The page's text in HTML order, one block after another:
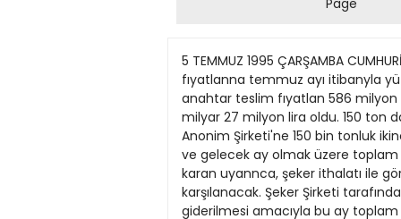
Cumhuriyet Ankara
Cumhuriyet Büyük
Taaruz
Cumhuriyet
Cumartesi
Cumhuriyet Çevre
2015
2013
2012
2011
2010
2009
Page
5 TEMMUZ 1995 ÇARŞAMBA CUMHURİYET SAYFA EKONOMI Toyota Corolla'ya zam • Ekonomi Servisi - Toyota-Sa, Toyota Corolla fıyatlanna temmuz ayı itibanyla yüzde 3 ile yûzde 3.5 arasında değişen oranlarda zam yaptı. Son zamlarla birlikte Toyata Corolla'nın anahtar teslim fıyatlan 586 milyon liradan başlıyor. Klimalı 1.3 XE'nin fiyatı 729 milyon liraya çıkarken otomatik- klimalı 1.6GL!'ninfiyatı 1 milyar 27 milyon lira oldu. 150 ton daha şeker ittial editecek •ANKARA (Cumhuriyet Bürosu) - Bakanlar Kuruiu, Türkıye Şeker Fabrikalan Anonim Şirketi'ne 150 bin tonluk ikinci parti şeker ıthalatı için yetki verdi. Türkiye Şeker Fabrikalan AŞ'nin verilen yetki çerçevesinde bu ay ve gelecek ay olmak üzere toplam 131 bin ton şeker ithal edileceğini açıkladı. Bakanlar Kurulu'nun dünkü Resmi Gazete'de yayımlanan karan uyannca, şeker ithalatı ile görevlendirilen Şeker Şirketi'nin bu ithalattan doğacak olası görev zararlan ise Hazine tarafından karşılanacak. Şeker Şirketi tarafından dün yapılan açıklamada da, "son günlerde zam beklentisi ve sunı olarak yaratılan şeker darlığınm" giderilmesi amacıyla bu ay toplam 131 bin ton şeker ithal edileceği bildirildi. DİE verilerine göre haziran ayı fiyat artışlan tüketicide yüzde 2, toptan eşyada yüzde 1.3 oldu Enflasyonda yaz rehaveti• DÎE. haziran aymda, bir önceki aya göre toptan eşya fiyatlannın yüzde 1.3, tüketici fiyatlannın da yüzde 2 oranında arttığını açıkladı. • Haziran ayı itibanyla son bir yıllık enflasyon, toptan eşyada yüzde 77.3, tüketici fiyatlannda ise yüzde 84.4 olarak belirlendi. ANKARA (Cumhuriyet Büro- su) - Devlet Istatıstik Enstitüsü (DİE), haziran ayında, bir önceki aya göre toptan eşya fiyatlannın yüzde 1.3, tüketici fiyatlannın da yüzde 2 oranında arttığını açıkladı. DtE'den yapılan açıklamaya göre haziran ayı itibanyla son bir yıllık enflasyon toptan eşyada yüzde 77.3, tüketici fiyatlannda ise yüz- de 84.4 olarak belirlendi. Ilk altı aylık enflasyon ise hem toptan eş- ya hem de tüketici fiyatlannda yüz- de 31.7 oldu. Bu arada, haziran ayı itibanyla 12 aylık ortalamalara gö- re yıllık enflasyon da toptan eşya- da yüzde 118.8, tüketici fiyatlann- da yüzde 108.9 olarak hesaplandı. lstanbul Ticaret Odası'nın (İTO) 1985 bazlı lstanbul Ücretliler Ge- çinme Endeksi'ne göre haziran ayında lstanbul'da fiyatlar yüzde 3.1 oranında arttı. Geçen yılın ha- ziran ayında toptan eşya fiyatlann- daki artış yüzde 1.9, tüketici fiyat- lannda ise yüzde 0.9 olmuştu. Bu- na göre aylık enflasyon, hazıranda geçen yılın aynı ayının toptan eşya- da 0.6 puan altına inerken tüketi- cide1.1 puan üzerinde gerçekleşti. Mart Nısan Mays Hazran Temmuz Ağustos Eylıl Ekım Kasım Aralık Ocak ŞuOat Mart Nısan Maye Hazırarı Bu yılın ocak-haziran dönemine ılişkin ılk 6 aylık